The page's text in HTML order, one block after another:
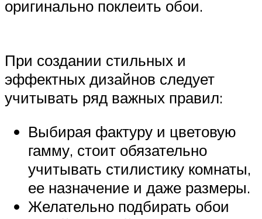
оригинально поклеить обои.
При создании стильных и
эффектных дизайнов следует
учитывать ряд важных правил:
Выбирая фактуру и цветовую
гамму, стоит обязательно
учитывать стилистику комнаты,
ее назначение и даже размеры.
Желательно подбирать обои